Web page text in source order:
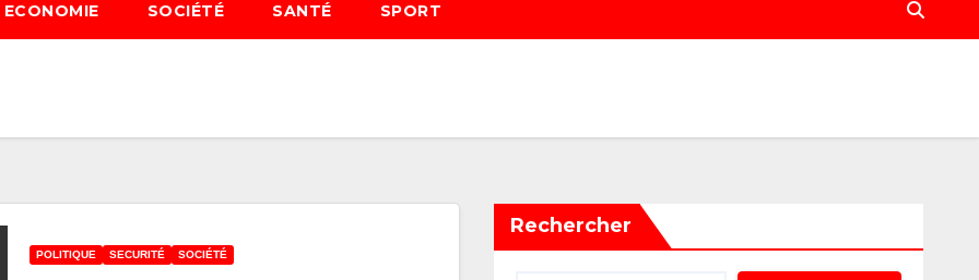
ECONOMIE SOCIÉTÉ SANTÉ SPORT
POLITIQUE SECURITÉ SOCIÉTÉ
Rechercher